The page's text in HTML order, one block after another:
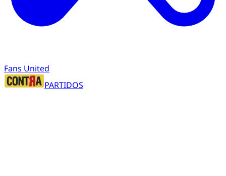
Fans United
PARTIDOS